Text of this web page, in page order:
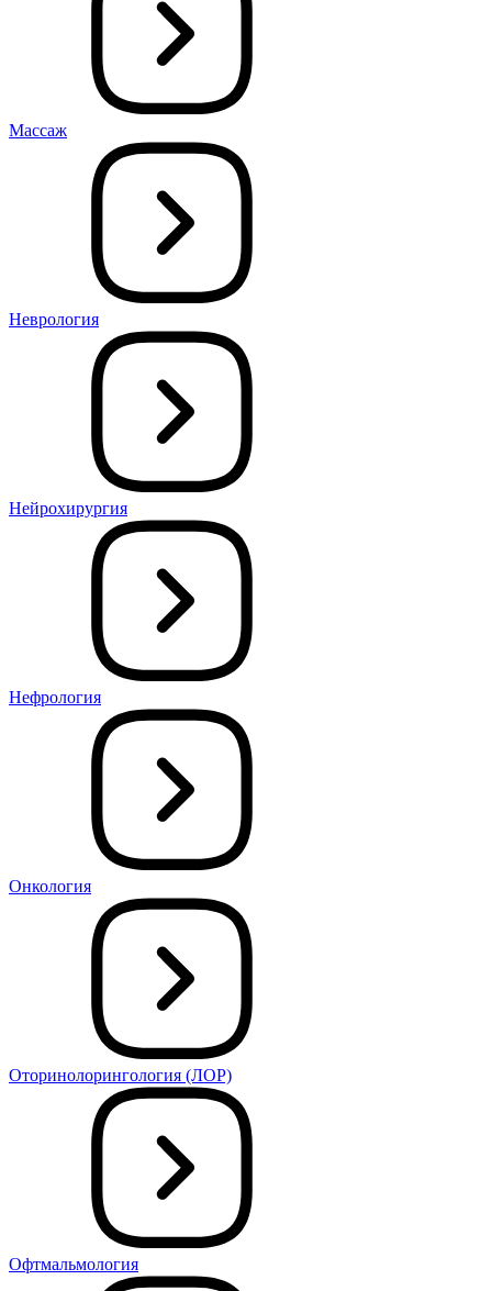
Массаж
Неврология
Нейрохирургия
Нефрология
Онкология
Оторинолорингология (ЛОР)
Офтмальмология